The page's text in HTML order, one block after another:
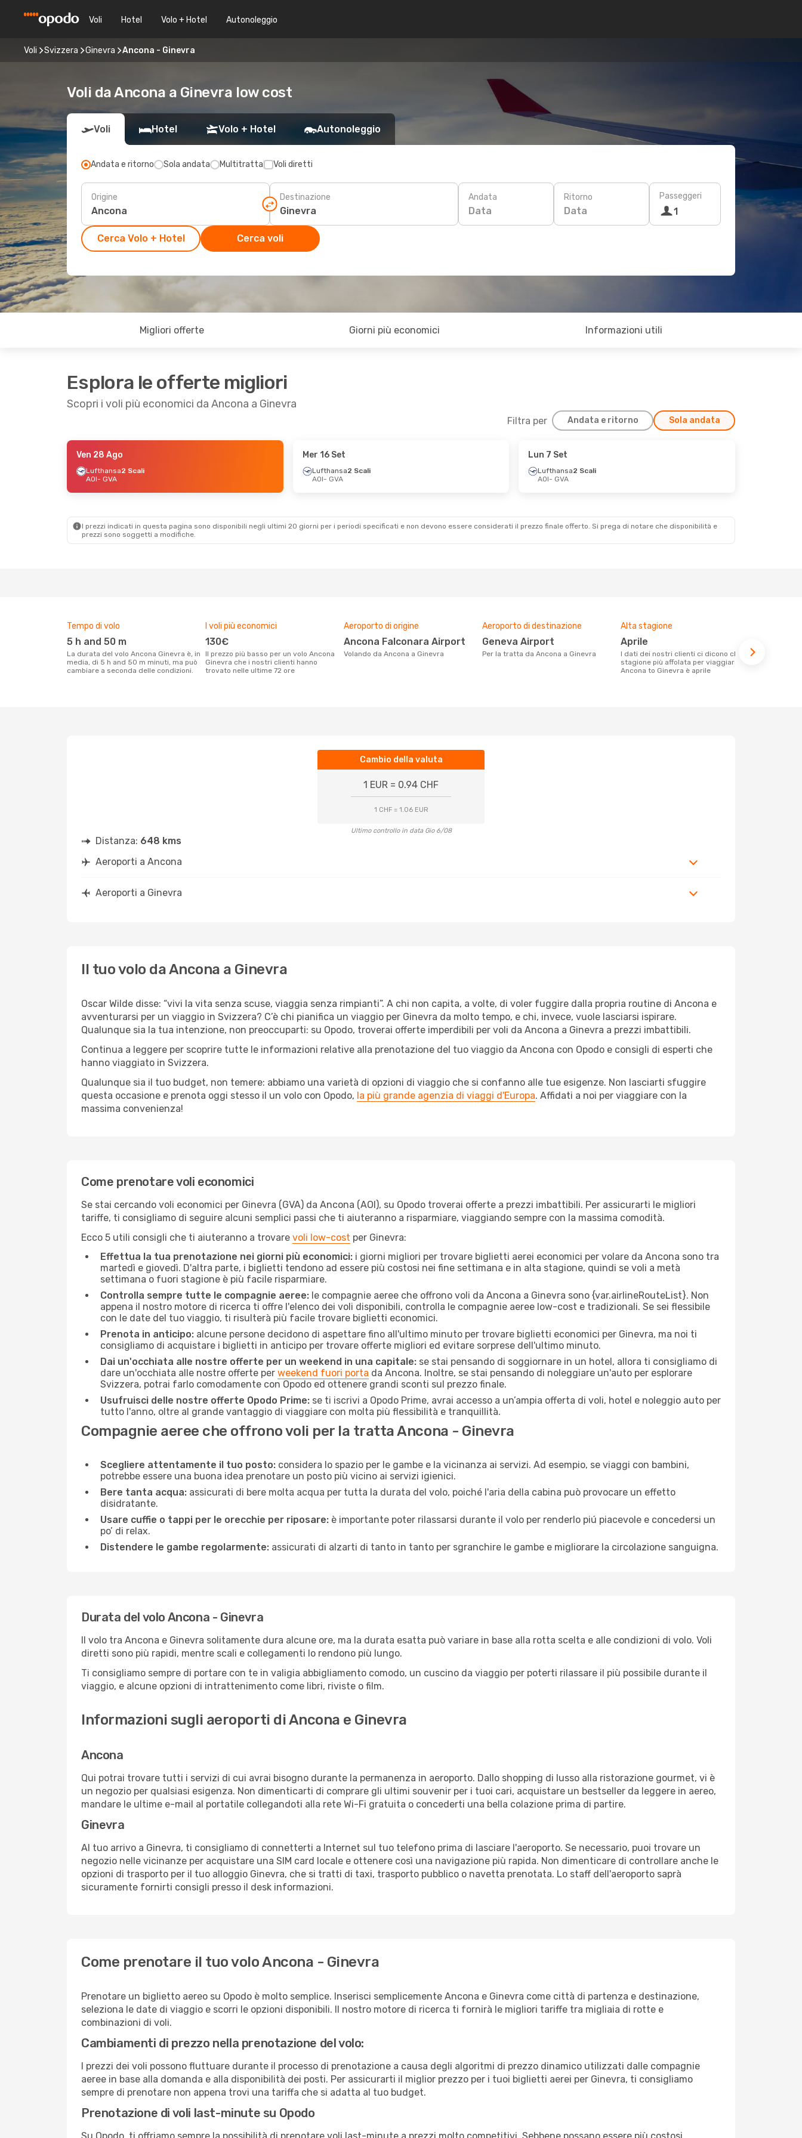
Voli Hotel Volo + Hotel Autonoleggio
Voli Svizzera Ginevra Ancona - Ginevra
Voli da Ancona a Ginevra low cost
Voli Hotel Volo + Hotel Autonoleggio
Andata e ritorno Sola andata Multitratta Voli diretti
Origine Destinazione Andata
Data
Ritorno
Data
Passeggeri
1
Cerca Volo + Hotel Cerca voli
Migliori offerte Giorni più economici Informazioni utili
Esplora le offerte migliori
Scopri i voli più economici da Ancona a Ginevra
Filtra per Andata e ritorno Sola andata
- Dom 11 Ott
- Lun 21 Set
Ven 28 Ago
Lufthansa2 Scali
AOI- GVA
Mer 16 Set
Lufthansa2 Scali
AOI- GVA
Lun 7 Set
Lufthansa2 Scali
AOI- GVA
I prezzi indicati in questa pagina sono disponibili negli ultimi 20 giorni per i periodi specificati e non devono essere considerati il ​​prezzo finale offerto. Si prega di notare che disponibilità e
prezzi sono soggetti a modifiche.
Tempo di volo
5 h and 50 m
La durata del volo Ancona Ginevra è, in
media, di 5 h and 50 m minuti, ma può
cambiare a seconda delle condizioni.
I voli più economici
130€
Il prezzo più basso per un volo Ancona
Ginevra che i nostri clienti hanno
trovato nelle ultime 72 ore
Aeroporto di origine
Ancona Falconara Airport
Volando da Ancona a Ginevra
Aeroporto di destinazione
Geneva Airport
Per la tratta da Ancona a Ginevra
Alta stagione
aprile
I dati dei nostri clienti ci dicono che la
stagione più affolata per viaggiare da
Ancona to Ginevra è aprile
Cambio della valuta
1 EUR = 0.94 CHF
1 CHF = 1.06 EUR
Ultimo controllo in data Gio 6/08
Distanza: 648 kms
Aeroporti a Ancona
Aeroporti a Ginevra
Il tuo volo da Ancona a Ginevra
Oscar Wilde disse: “vivi la vita senza scuse, viaggia senza rimpianti”. A chi non capita, a volte, di voler fuggire dalla propria routine di Ancona e
avventurarsi per un viaggio in Svizzera? C’è chi pianifica un viaggio per Ginevra da molto tempo, e chi, invece, vuole lasciarsi ispirare.
Qualunque sia la tua intenzione, non preoccuparti: su Opodo, troverai offerte imperdibili per voli da Ancona a Ginevra a prezzi imbattibili.
Continua a leggere per scoprire tutte le informazioni relative alla prenotazione del tuo viaggio da Ancona con Opodo e consigli di esperti che
hanno viaggiato in Svizzera.
Qualunque sia il tuo budget, non temere: abbiamo una varietà di opzioni di viaggio che si confanno alle tue esigenze. Non lasciarti sfuggire
questa occasione e prenota oggi stesso il un volo con Opodo, la più grande agenzia di viaggi d'Europa. Affidati a noi per viaggiare con la
massima convenienza!
Come prenotare voli economici
Se stai cercando voli economici per Ginevra (GVA) da Ancona (AOI), su Opodo troverai offerte a prezzi imbattibili. Per assicurarti le migliori
tariffe, ti consigliamo di seguire alcuni semplici passi che ti aiuteranno a risparmiare, viaggiando sempre con la massima comodità.
Ecco 5 utili consigli che ti aiuteranno a trovare voli low-cost per Ginevra:
Effettua la tua prenotazione nei giorni più economici: i giorni migliori per trovare biglietti aerei economici per volare da Ancona sono tra
martedì e giovedì. D'altra parte, i biglietti tendono ad essere più costosi nei fine settimana e in alta stagione, quindi se voli a metà
settimana o fuori stagione è più facile risparmiare.
Controlla sempre tutte le compagnie aeree: le compagnie aeree che offrono voli da Ancona a Ginevra sono {​var.airlineRouteList}. Non
appena il nostro motore di ricerca ti offre l'elenco dei voli disponibili, controlla le compagnie aeree low-cost e tradizionali. Se sei flessibile
con le date del tuo viaggio, ti risulterà più facile trovare biglietti economici.
Prenota in anticipo: alcune persone decidono di aspettare fino all'ultimo minuto per trovare biglietti economici per Ginevra, ma noi ti
consigliamo di acquistare i biglietti in anticipo per trovare offerte migliori ed evitare sorprese dell'ultimo minuto.
Dai un'occhiata alle nostre offerte per un weekend in una capitale: se stai pensando di soggiornare in un hotel, allora ti consigliamo di
dare un'occhiata alle nostre offerte per weekend fuori porta da Ancona. Inoltre, se stai pensando di noleggiare un'auto per esplorare
Svizzera, potrai farlo comodamente con Opodo ed ottenere grandi sconti sul prezzo finale.
Usufruisci delle nostre offerte Opodo Prime: se ti iscrivi a Opodo Prime, avrai accesso a un’ampia offerta di voli, hotel e noleggio auto per
tutto l'anno, oltre al grande vantaggio di viaggiare con molta più flessibilità e tranquillità.
Compagnie aeree che offrono voli per la tratta Ancona - Ginevra
Scegliere attentamente il tuo posto: considera lo spazio per le gambe e la vicinanza ai servizi. Ad esempio, se viaggi con bambini,
potrebbe essere una buona idea prenotare un posto più vicino ai servizi igienici.
Bere tanta acqua: assicurati di bere molta acqua per tutta la durata del volo, poiché l'aria della cabina può provocare un effetto
disidratante.
Usare cuffie o tappi per le orecchie per riposare: è importante poter rilassarsi durante il volo per renderlo piú piacevole e concedersi un
po’ di relax.
Distendere le gambe regolarmente: assicurati di alzarti di tanto in tanto per sgranchire le gambe e migliorare la circolazione sanguigna.
Durata del volo Ancona - Ginevra
Il volo tra Ancona e Ginevra solitamente dura alcune ore, ma la durata esatta può variare in base alla rotta scelta e alle condizioni di volo. Voli
diretti sono più rapidi, mentre scali e collegamenti lo rendono più lungo.
Ti consigliamo sempre di portare con te in valigia abbigliamento comodo, un cuscino da viaggio per poterti rilassare il più possibile durante il
viaggio, e alcune opzioni di intrattenimento come libri, riviste o film.
Informazioni sugli aeroporti di Ancona e Ginevra
Ancona
Qui potrai trovare tutti i servizi di cui avrai bisogno durante la permanenza in aeroporto. Dallo shopping di lusso alla ristorazione gourmet, vi è
un negozio per qualsiasi esigenza. Non dimenticarti di comprare gli ultimi souvenir per i tuoi cari, acquistare un bestseller da leggere in aereo,
mandare le ultime e-mail al portatile collegandoti alla rete Wi-Fi gratuita o concederti una bella colazione prima di partire.
Ginevra
Al tuo arrivo a Ginevra, ti consigliamo di connetterti a Internet sul tuo telefono prima di lasciare l'aeroporto. Se necessario, puoi trovare un
negozio nelle vicinanze per acquistare una SIM card locale e ottenere così una navigazione più rapida. Non dimenticare di controllare anche le
opzioni di trasporto per il tuo alloggio Ginevra, che si tratti di taxi, trasporto pubblico o navetta prenotata. Lo staff dell'aeroporto saprà
sicuramente fornirti consigli presso il desk informazioni.
Come prenotare il tuo volo Ancona - Ginevra
Prenotare un biglietto aereo su Opodo è molto semplice. Inserisci semplicemente Ancona e Ginevra come città di partenza e destinazione,
seleziona le date di viaggio e scorri le opzioni disponibili. Il nostro motore di ricerca ti fornirà le migliori tariffe tra migliaia di rotte e
combinazioni di voli.
Cambiamenti di prezzo nella prenotazione del volo:
I prezzi dei voli possono fluttuare durante il processo di prenotazione a causa degli algoritmi di prezzo dinamico utilizzati dalle compagnie
aeree in base alla domanda e alla disponibilità dei posti. Per assicurarti il miglior prezzo per i tuoi biglietti aerei per Ginevra, ti consigliamo
sempre di prenotare non appena trovi una tariffa che si adatta al tuo budget.
Prenotazione di voli last-minute su Opodo